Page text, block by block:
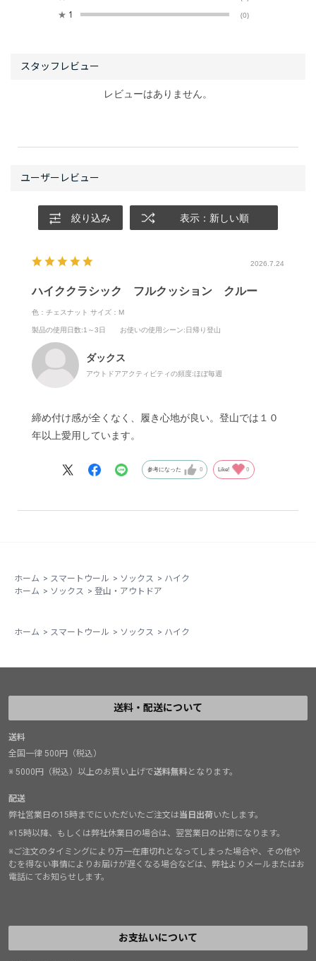
★ 1 (0)
絞り込み 表示：新しい順
2026.7.24
ハイククラシック フルクッション クルー
色：チェスナット サイズ：M
製品の使用日数:1～3日 お使いの使用シーン:日帰り登山
ダックス
アウトドアアクティビティの頻度:ほぼ毎週
締め付け感が全くなく、履き心地が良い。登山では１０
年以上愛用しています。
参考になった 0 Like! 0
レビューはありません。
ホーム > スマートウール > ソックス > ハイク
ホーム > ソックス > 登山・アウトドア
ホーム > スマートウール > ソックス > ハイク
送料・配送について
送料
全国一律 500円（税込）
※ 5000円（税込）以上のお買い上げで送料無料となります。
配送
弊社営業日の15時までにいただいたご注文は当日出荷いたします。
※15時以降、もしくは弊社休業日の場合は、翌営業日の出荷になります。
※ご注文のタイミングにより万一在庫切れとなってしまった場合や、その他や
むを得ない事情によりお届けが遅くなる場合などは、弊社よりメールまたはお
電話にてお知らせします。
お支払いについて